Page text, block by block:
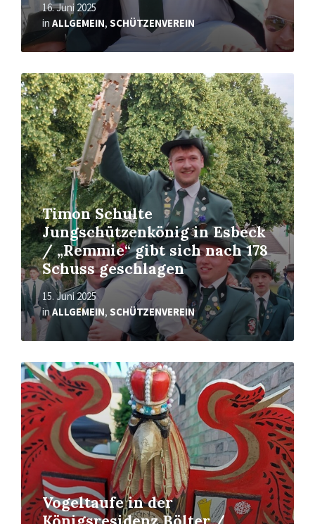
16. Juni 2025
in ALLGEMEIN, SCHÜTZENVEREIN
Timon Schulte
Jungschützenkönig in Esbeck
/ „Remmie“ gibt sich nach 178
Schuss geschlagen
15. Juni 2025
inALLGEMEIN, SCHÜTZENVEREIN
Mehr
erfahren
Vogeltaufe in der
Mehr
erfahren